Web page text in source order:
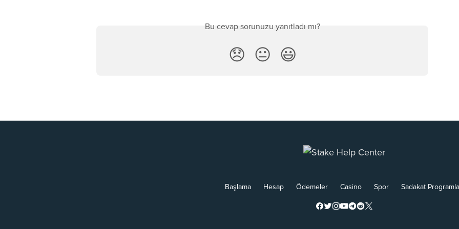
Bu cevap sorunuzu yanıtladı mı?
😞 😐 😃
Başlama Hesap Ödemeler Casino Spor Sadakat